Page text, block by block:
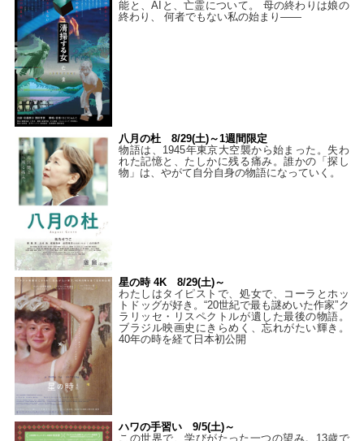
能と、AIと、亡霊について。 母の終わりは娘の
終わり、 何者でもない私の始まり――
八月の杜 8/29(土)～1週間限定
物語は、1945年東京大空襲から始まった。失わ
れた記憶と、たしかに残る痛み。誰かの「探し
物」は、やがて自分自身の物語になっていく。
星の時 4K 8/29(土)～
わたしはタイピストで、処⼥で、コーラとホッ
トドッグが好き。“20世紀で最も謎めいた作家”ク
ラリッセ・リスペクトルが遺した最後の物語。
ブラジル映画史にきらめく、忘れがたい輝き。
40年の時を経て⽇本初公開
ハワの手習い 9/5(土)～
この世界で、学びがたった一つの望み。13歳で